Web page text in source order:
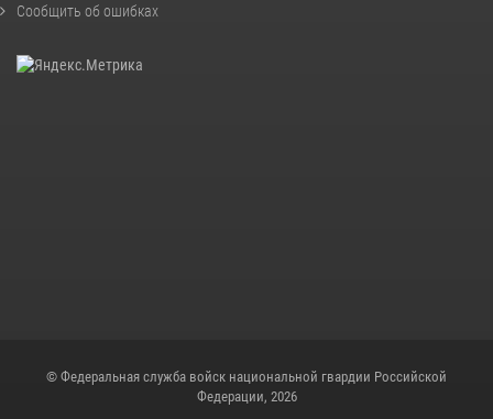
Сообщить об ошибках
© Федеральная служба войск национальной гвардии Российской
Федерации, 2026